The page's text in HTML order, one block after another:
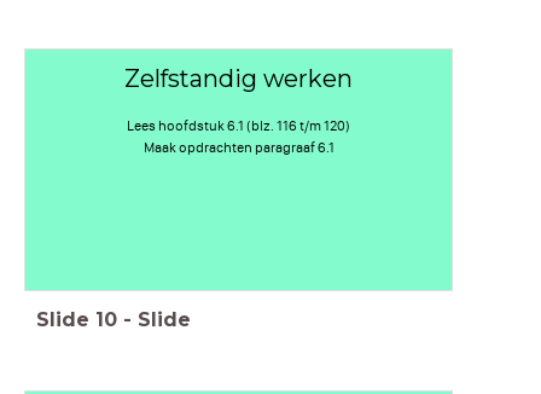
Zelfstandig werken
Lees hoofdstuk 6.1 (blz. 116 t/m 120)
Maak opdrachten paragraaf 6.1
Slide 10 - Slide